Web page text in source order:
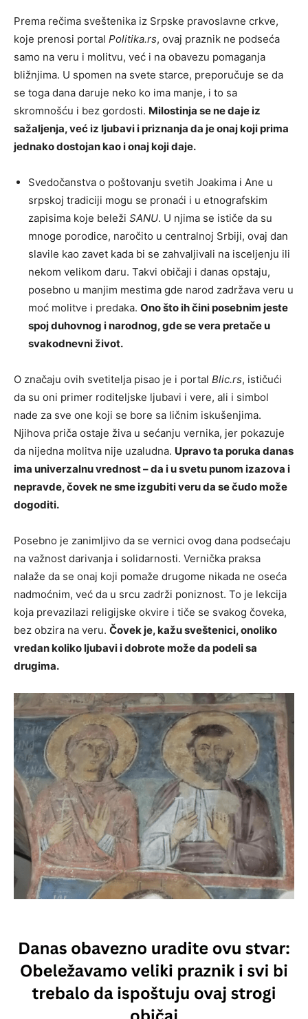
Prema rečima sveštenika iz Srpske pravoslavne crkve,
koje prenosi portal Politika.rs, ovaj praznik ne podseća
samo na veru i molitvu, već i na obavezu pomaganja
bližnjima. U spomen na svete starce, preporučuje se da
se toga dana daruje neko ko ima manje, i to sa
skromnošću i bez gordosti. Milostinja se ne daje iz
sažaljenja, već iz ljubavi i priznanja da je onaj koji prima
jednako dostojan kao i onaj koji daje.
Svedočanstva o poštovanju svetih Joakima i Ane u
srpskoj tradiciji mogu se pronaći i u etnografskim
zapisima koje beleži SANU. U njima se ističe da su
mnoge porodice, naročito u centralnoj Srbiji, ovaj dan
slavile kao zavet kada bi se zahvaljivali na isceljenju ili
nekom velikom daru. Takvi običaji i danas opstaju,
posebno u manjim mestima gde narod zadržava veru u
moć molitve i predaka. Ono što ih čini posebnim jeste
spoj duhovnog i narodnog, gde se vera pretače u
svakodnevni život.
O značaju ovih svetitelja pisao je i portal Blic.rs, ističući
da su oni primer roditeljske ljubavi i vere, ali i simbol
nade za sve one koji se bore sa ličnim iskušenjima.
Njihova priča ostaje živa u sećanju vernika, jer pokazuje
da nijedna molitva nije uzaludna. Upravo ta poruka danas
ima univerzalnu vrednost – da i u svetu punom izazova i
nepravde, čovek ne sme izgubiti veru da se čudo može
dogoditi.
Posebno je zanimljivo da se vernici ovog dana podsećaju
na važnost darivanja i solidarnosti. Vernička praksa
nalaže da se onaj koji pomaže drugome nikada ne oseća
nadmoćnim, već da u srcu zadrži poniznost. To je lekcija
koja prevazilazi religijske okvire i tiče se svakog čoveka,
bez obzira na veru. Čovek je, kažu sveštenici, onoliko
vredan koliko ljubavi i dobrote može da podeli sa
drugima.